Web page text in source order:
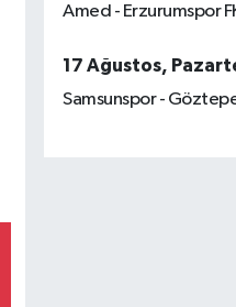
Amed - Erzurumspor
17 Ağustos,
Samsunspor -